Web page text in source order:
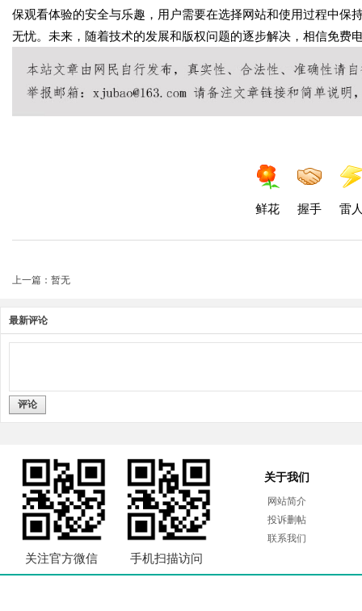
保观看体验的安全与乐趣，用户需要在选择网站和使用过程中保
无忧。未来，随着技术的发展和版权问题的逐步解决，相信免费
鲜花 握手 雷
上一篇：暂无
最新评论
评论
关注官方微信 手机扫描访问
关于我们
网站简介
投诉删帖
联系我们